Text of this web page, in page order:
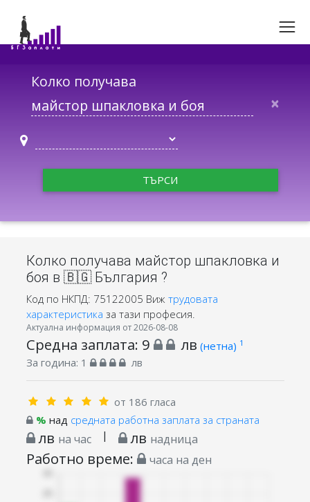
Колко получава
×
ТЪРСИ
Колко получава майстор шпакловка и
боя в 🇧🇬 България ?
Код по НКПД: 75122005 Виж трудовата
характеристика за тази професия.
Актуална информация от 2026-08-08
Средна заплата: 9 лв (нетна) 1
За година: 1 лв
от 186 гласа
% над средната работна заплата за страната
лв на час | лв надница
Работно време: часа на ден